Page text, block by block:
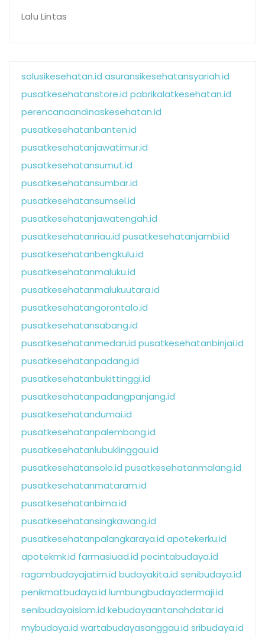
Lalu Lintas
solusikesehatan.id asuransikesehatansyariah.id
pusatkesehatanstore.id pabrikalatkesehatan.id
perencanaandinaskesehatan.id
pusatkesehatanbanten.id
pusatkesehatanjawatimur.id
pusatkesehatansumut.id
pusatkesehatansumbar.id
pusatkesehatansumsel.id
pusatkesehatanjawatengah.id
pusatkesehatanriau.id pusatkesehatanjambi.id
pusatkesehatanbengkulu.id
pusatkesehatanmaluku.id
pusatkesehatanmalukuutara.id
pusatkesehatangorontalo.id
pusatkesehatansabang.id
pusatkesehatanmedan.id pusatkesehatanbinjai.id
pusatkesehatanpadang.id
pusatkesehatanbukittinggi.id
pusatkesehatanpadangpanjang.id
pusatkesehatandumai.id
pusatkesehatanpalembang.id
pusatkesehatanlubuklinggau.id
pusatkesehatansolo.id pusatkesehatanmalang.id
pusatkesehatanmataram.id
pusatkesehatanbima.id
pusatkesehatansingkawang.id
pusatkesehatanpalangkaraya.id apotekerku.id
apotekmk.id farmasiuad.id pecintabudaya.id
ragambudayajatim.id budayakita.id senibudaya.id
penikmatbudaya.id lumbungbudayadermaji.id
senibudayaislam.id kebudayaantanahdatar.id
mybudaya.id wartabudayasanggau.id sribudaya.id